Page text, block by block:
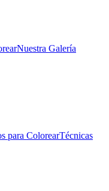
Nuestra Galería
para ColorearTécnicas